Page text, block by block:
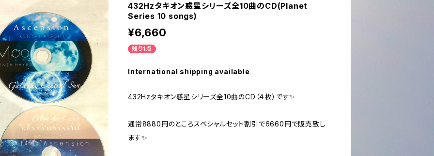
432Hzタキオン惑星シリーズ全10曲のCD(Planet
Series 10 songs)
¥6,660
残り1点
International shipping available
432Hzタキオン惑星シリーズ全10曲のCD（４枚）です✨
通常8880円のところスペシャルセット割引で6660円で販売致し
ます✨